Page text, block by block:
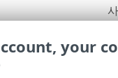
your